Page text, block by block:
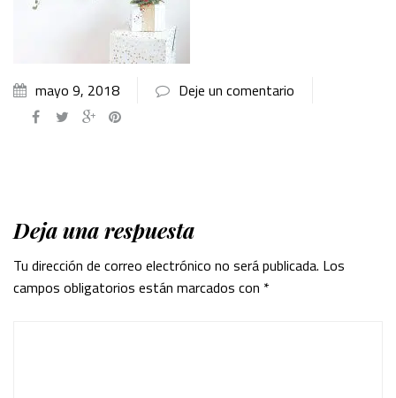
mayo 9, 2018 Deje un comentario
Deja una respuesta
Tu dirección de correo electrónico no será publicada. Los
campos obligatorios están marcados con *